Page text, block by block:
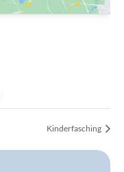
Kinderfasching